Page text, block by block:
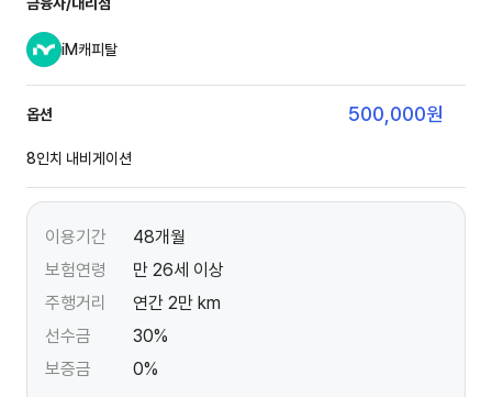
iM캐피탈
옵션 500,000원
8인치 내비게이션
이용기간
48개월
보험연령
만 26세 이상
주행거리
연간 2만 km
선수금
30%
보증금
0%